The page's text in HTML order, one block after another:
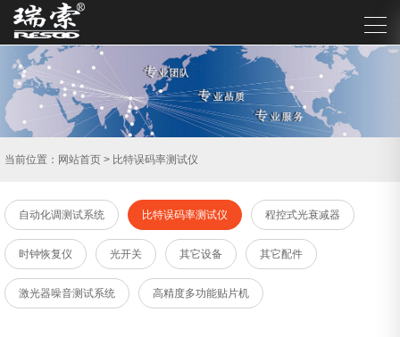
当前位置： 网站首页 > 比特误码率测试仪
自动化调测试系统 比特误码率测试仪 程控式光衰减器
时钟恢复仪 光开关 其它设备 其它配件
激光器噪音测试系统 高精度多功能贴片机